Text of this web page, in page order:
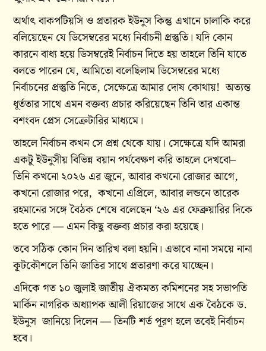
অর্থাৎ বাকপটিয়সি ও প্রতারক ইউনুস কিন্তু এখানে চালাকি করে
বলিয়েছেন যে ডিসেম্বরের মধ্যে নির্বাচনী প্রস্তুতি। যদি কোন
কারনে বাধ্য হয়ে ডিসম্বরেই নির্বাচন দিতে হয় তাহলে তিনি যাতে
বলতে পারেন যে, আমিতো বলেছিলাম ডিসেম্বরের মধ্যে
নির্বাচনের প্রস্তুতি নিতে, সেক্ষেত্রে আমার দোষ কোথায়! অত্যন্ত
ধূর্ততার সাথে এমন বক্তব্য প্রচার করিয়েছেন তিনি তার একান্ত
বশংবদ প্রেস সেক্রেটারির মাধ্যমে।
তাহলে নির্বাচন কখন সে প্রশ্ন থেকে যায়। সেক্ষেত্রে যদি আমরা
একটু ইউনুসীয় বিভিন্ন বয়ান পর্যবেক্ষণ করি তাহলে দেখবো–
তিনি কখনো ২০২৬ এর জুনে, আবার কখনো রোজার আগে,
কখনো রোজার পরে, কখনো এপ্রিলে, আবার লন্ডনে তারেক
রহমানের সঙ্গে বৈঠক শেষে বলেছেন ‘২৬ এর ফেব্রুয়ারির দিকে
হতে পারে — এমন কিছু বক্তব্য প্রচার করা হয়েছে।
তবে সঠিক কোন দিন তারিখ বলা হয়নি। এভাবে নানা সময়ে নানা
কূটকৌশলে তিনি জাতির সাথে প্রতারণা করে যাচ্ছেন।
এদিকে গত ১০ জুলাই জাতীয় ঐকমত্য কমিশনের সহ সভাপতি
মার্কিন নাগরিক অধ্যাপক আলী রিয়াজের সাথে এক বৈঠকে ড.
ইউনুস জানিয়ে দিলেন — তিনটি শর্ত পূরণ হলে তবেই নির্বাচন
হবে।